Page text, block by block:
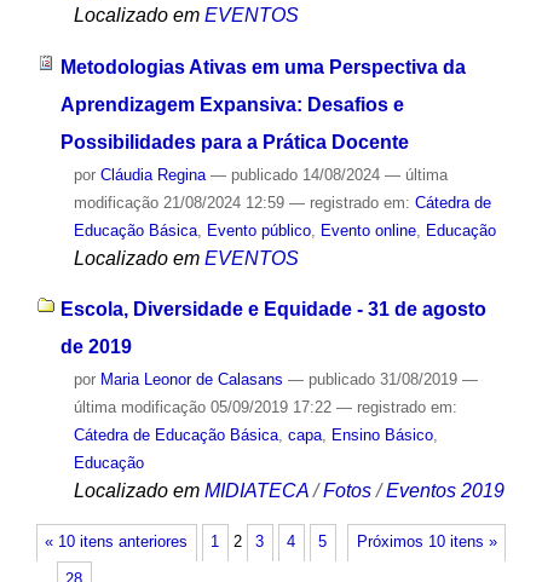
Localizado em EVENTOS
Metodologias Ativas em uma Perspectiva da
Aprendizagem Expansiva: Desafios e
Possibilidades para a Prática Docente
por Cláudia Regina — publicado14/08/2024 — última
modificação21/08/2024 12:59 — registrado em: Cátedra de
Educação Básica, Evento público, Evento online, Educação
Localizado em EVENTOS
Escola, Diversidade e Equidade - 31 de agosto
de 2019
por Maria Leonor de Calasans — publicado31/08/2019 —
última modificação05/09/2019 17:22 — registrado em:
Cátedra de Educação Básica, capa, Ensino Básico,
Educação
Localizado em MIDIATECA /Fotos /Eventos 2019
« 10 itens anteriores Próximos 10 itens »
1 2 3 4 5